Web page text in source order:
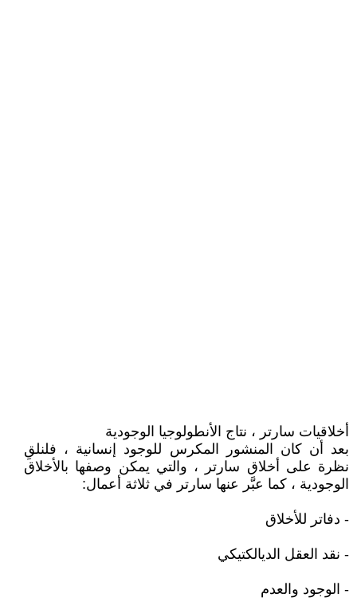
أخلاقيات سارتر ، نتاج الأنطولوجيا الوجودية
بعد أن كان المنشور المكرس للوجود إنسانية ، فلنلقِ
نظرة على أخلاق سارتر ، والتي يمكن وصفها بالأخلاق
الوجودية ، كما عبَّر عنها سارتر في ثلاثة أعمال:
- دفاتر للأخلاق
- نقد العقل الديالكتيكي
- الوجود والعدم